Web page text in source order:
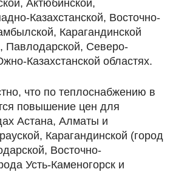
Актюбинской,
Казахстанской, Восточно-
Карагандинской
Павлодарской, Северо-
Казахстанской областях.
что по теплоснабжению в
повышение цен для
Астана, Алматы и
Карагандинской (город
Восточно-
Усть-Каменогорск и